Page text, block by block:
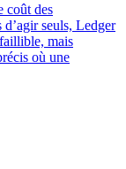
coût des
d’agir seuls, Ledger
mais
où une